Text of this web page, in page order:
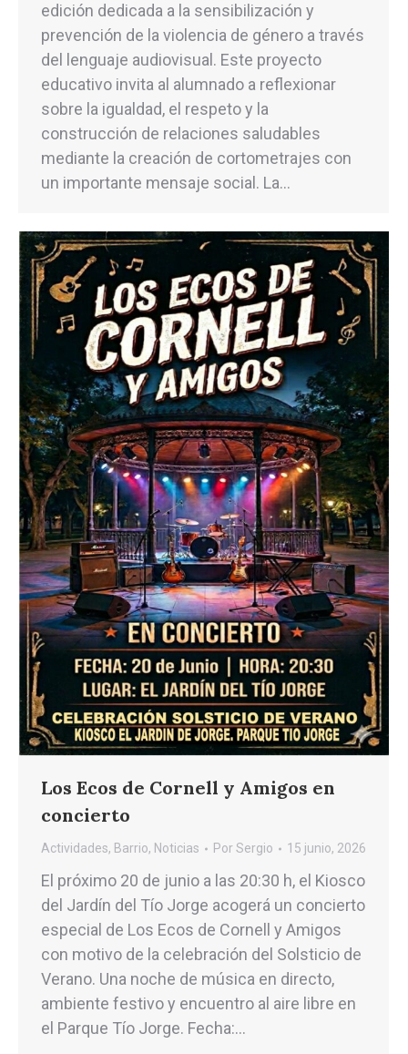
edición dedicada a la sensibilización y
prevención de la violencia de género a través
del lenguaje audiovisual. Este proyecto
educativo invita al alumnado a reflexionar
sobre la igualdad, el respeto y la
construcción de relaciones saludables
mediante la creación de cortometrajes con
un importante mensaje social. La…
Los Ecos de Cornell y Amigos en
concierto
Actividades, Barrio, Noticias PorSergio 15 junio, 2026
El próximo 20 de junio a las 20:30 h, el Kiosco
del Jardín del Tío Jorge acogerá un concierto
especial de Los Ecos de Cornell y Amigos
con motivo de la celebración del Solsticio de
Verano. Una noche de música en directo,
ambiente festivo y encuentro al aire libre en
el Parque Tío Jorge. Fecha:…